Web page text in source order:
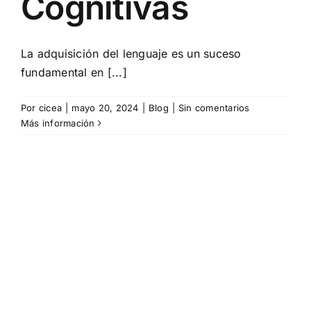
La adquisición del lenguaje es un suceso
fundamental en [...]
Por cicea mayo 20, 2024 Blog
Sin comentarios
Más información